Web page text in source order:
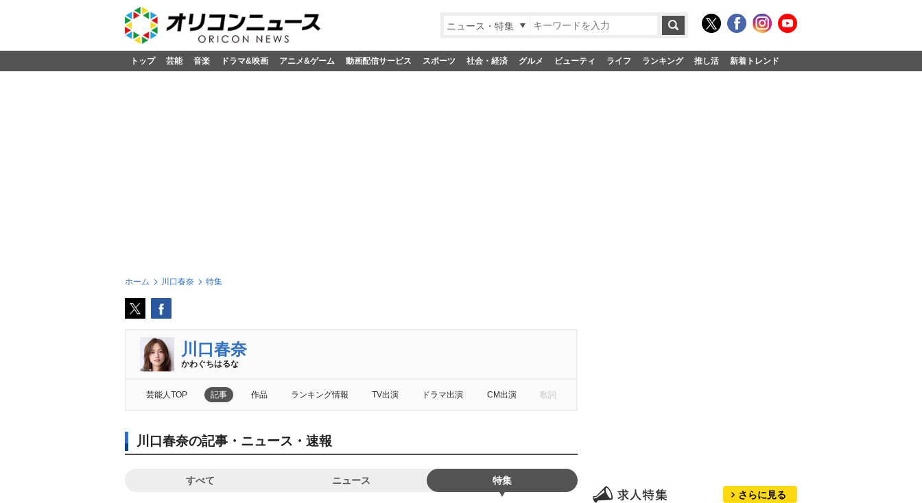
ニュース・特集
トップ 芸能 音楽 ドラマ&映画 アニメ&ゲーム 動画配信サービス スポーツ 社会・経済 グルメ ビューティ ライフ ランキング 推し活 新着トレンド
ホーム 川口春奈 特集
川口春奈
かわぐちはるな
芸能人TOP 記事 作品 ランキング情報 TV出演 ドラマ出演 CM出演 歌詞
川口春奈の記事・ニュース・速報
すべて ニュース 特集
さらに見る